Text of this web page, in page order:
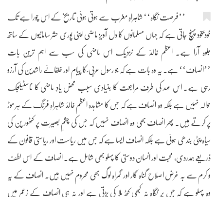
’’فرصت نگاہ‘‘ شاہراہِ مغرب سے ہوتی ہوئی تاریخ کے اس چورا ہے تک
خودبخود پہنچ جاتی ہے کہ جہاں مسلمانوں کا دل آویز ماضی اپنی پوری حشر سامانیوں کے ساتھ
جلوہ آرا ہے۔ اعظم خالدؔ کے نزدیک اس ماضی کی سب سے اہم ترین بات
’’انصاف‘‘ ہے۔ یہ وہ بات ہے کہ جو رسول عربی ؐ کا پیام اور خلفائے راشدین کی آرزو
رہی ہے۔ اس عہد کی طرف مراجعت کا بنیادی سبب محض یادِ ماضی کا ناسٹیلجک
حوالہ نہیں ہے بلکہ وہ انصاف ہے کہ جس کا مشاہدہ اعظم خالدؔ شاہراہِ فرنگ کے ہر موڑ
پر کرتے ہیں۔ پھر انصاف بھی وہ انصاف نہیں کہ جس کی چشمِ بصیرت پر کٹھور پن کی
سیاہ پٹی بندھی ہوئی ہے بلکہ انصاف ایسا ہے کہ جس میں ریاست اور ریاستی قانون کے
ذریعے ہمدردی، محبت اور انسان دوستی کا پہلو بھی شامل ہے۔ انصاف کے اس لطف
و کرم سے بہ غرض اصلاح گناہ گار اور گمراہ لوگ بھی محروم نہیں ہیں۔ انصاف کے یہ
وہ پہلو ہے کہ جس پر نگاہ نہ کبھی کٹھ ملا کی پڑتی ہے اور نہ ہی انصاف کے زعم میں